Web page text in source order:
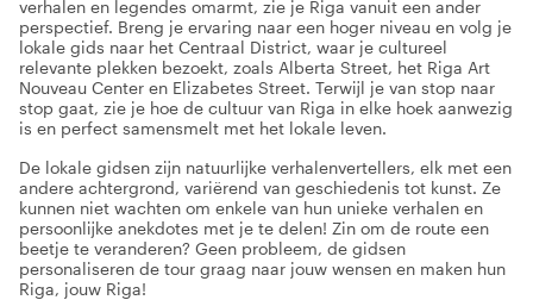
verhalen en legendes omarmt, zie je Riga vanuit een ander
perspectief. Breng je ervaring naar een hoger niveau en volg je
lokale gids naar het Centraal District, waar je cultureel
relevante plekken bezoekt, zoals Alberta Street, het Riga Art
Nouveau Center en Elizabetes Street. Terwijl je van stop naar
stop gaat, zie je hoe de cultuur van Riga in elke hoek aanwezig
is en perfect samensmelt met het lokale leven.
De lokale gidsen zijn natuurlijke verhalenvertellers, elk met een
andere achtergrond, variërend van geschiedenis tot kunst. Ze
kunnen niet wachten om enkele van hun unieke verhalen en
persoonlijke anekdotes met je te delen! Zin om de route een
beetje te veranderen? Geen probleem, de gidsen
personaliseren de tour graag naar jouw wensen en maken hun
Riga, jouw Riga!